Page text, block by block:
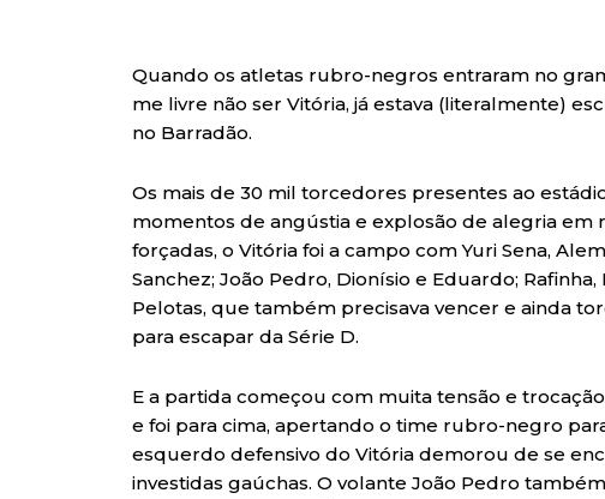
Quando os atletas rubro-negros entraram no
me livre não ser Vitória, já estava (literalmente)
no Barradão.
Os mais de 30 mil torcedores presentes ao
momentos de angústia e explosão de alegria em
forçadas, o Vitória foi a campo com Yuri Sena,
Sanchez; João Pedro, Dionísio e Eduardo;
Pelotas, que também precisava vencer e ainda
para escapar da Série D.
E a partida começou com muita tensão e
e foi para cima, apertando o time rubro-negro
esquerdo defensivo do Vitória demorou de se
investidas gaúchas. O volante João Pedro